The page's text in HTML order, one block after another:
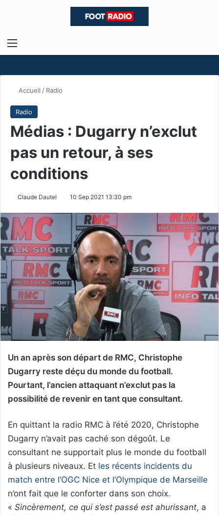
Menu
Accueil / Radio
Radio
Médias : Dugarry n’exclut
pas un retour, à ses
conditions
Claude Dautel 10 Sep 2021 13:30 pm
Un an après son départ de RMC, Christophe
Dugarry reste déçu du monde du football.
Pourtant, l’ancien attaquant n’exclut pas la
possibilité de revenir en tant que consultant.
En quittant la radio RMC à l’été 2020, Christophe
Dugarry n’avait pas caché son dégoût. Le
consultant ne supportait plus le monde du football
à plusieurs niveaux. Et les récents incidents du
match entre l’OGC Nice et l’Olympique de Marseille
n’ont fait que le conforter dans son choix.
« Sincèrement, ce qui s’est passé est ahurissant, a